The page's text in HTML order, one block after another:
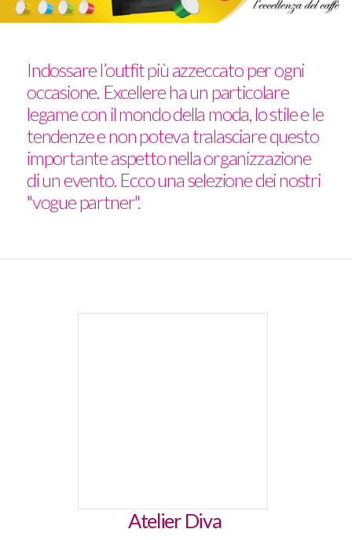
Indossare l’outfit più azzeccato per ogni
occasione. Excellere ha un particolare
legame con il mondo della moda, lo stile e le
tendenze e non poteva tralasciare questo
importante aspetto nella organizzazione
di un evento. Ecco una selezione dei nostri
"vogue partner".
Atelier Diva